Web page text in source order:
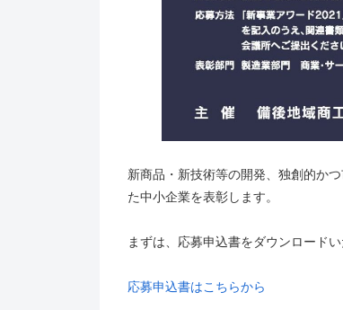
新商品・新技術等の開発、独創的か
た中小企業を表彰します。
まずは、応募申込書をダウンロード
応募申込書はこちらから